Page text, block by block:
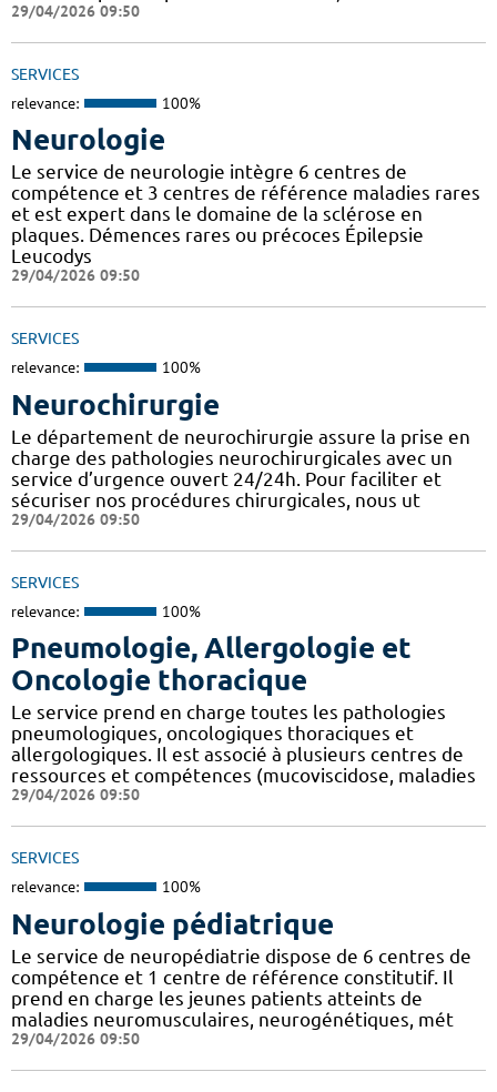
29/04/2026 09:50
SERVICES
relevance: 100%
Neurologie
Le service de neurologie intègre 6 centres de
compétence et 3 centres de référence maladies rares
et est expert dans le domaine de la sclérose en
plaques. Démences rares ou précoces Épilepsie
Leucodys
29/04/2026 09:50
SERVICES
relevance: 100%
Neurochirurgie
Le département de neurochirurgie assure la prise en
charge des pathologies neurochirurgicales avec un
service d’urgence ouvert 24/24h. Pour faciliter et
sécuriser nos procédures chirurgicales, nous ut
29/04/2026 09:50
SERVICES
relevance: 100%
Pneumologie, Allergologie et
Oncologie thoracique
Le service prend en charge toutes les pathologies
pneumologiques, oncologiques thoraciques et
allergologiques. Il est associé à plusieurs centres de
ressources et compétences (mucoviscidose, maladies
29/04/2026 09:50
SERVICES
relevance: 100%
Neurologie pédiatrique
Le service de neuropédiatrie dispose de 6 centres de
compétence et 1 centre de référence constitutif. Il
prend en charge les jeunes patients atteints de
maladies neuromusculaires, neurogénétiques, mét
29/04/2026 09:50